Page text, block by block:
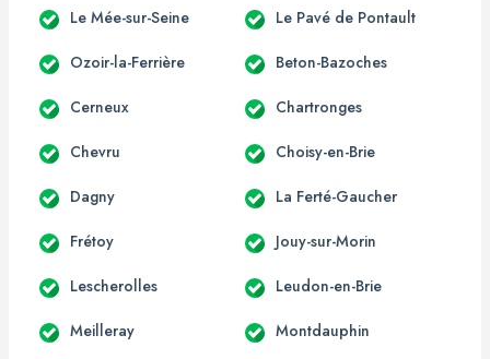
Le Mée-sur-Seine Le Pavé de Pontault
Ozoir-la-Ferrière Beton-Bazoches
Cerneux Chartronges
Chevru Choisy-en-Brie
Dagny La Ferté-Gaucher
Frétoy Jouy-sur-Morin
Lescherolles Leudon-en-Brie
Meilleray Montdauphin